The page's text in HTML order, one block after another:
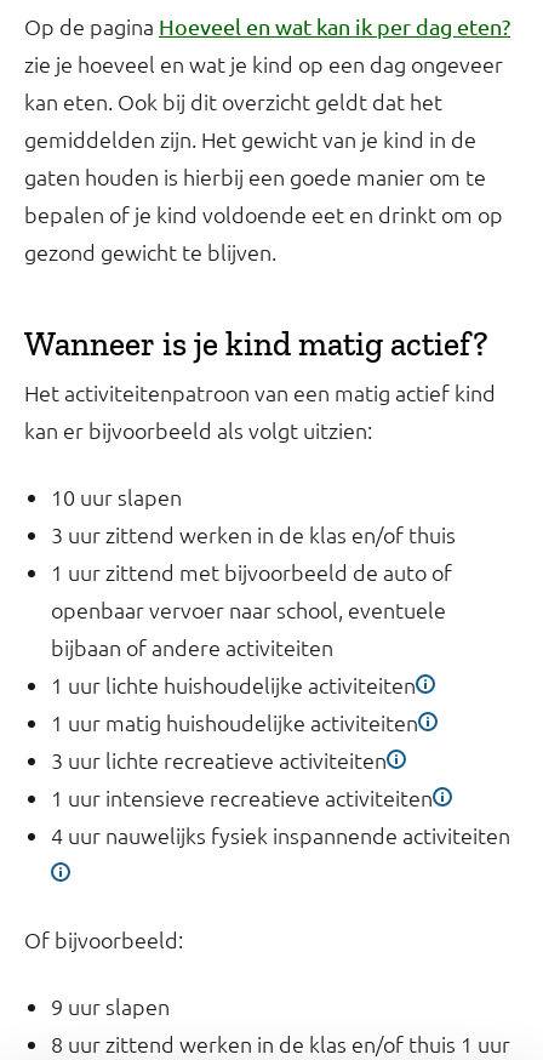
Op de pagina Hoeveel en wat kan ik per dag eten?
zie je hoeveel en wat je kind op een dag ongeveer
kan eten. Ook bij dit overzicht geldt dat het
gemiddelden zijn. Het gewicht van je kind in de
gaten houden is hierbij een goede manier om te
bepalen of je kind voldoende eet en drinkt om op
gezond gewicht te blijven.
Wanneer is je kind matig actief?
Het activiteitenpatroon van een matig actief kind
kan er bijvoorbeeld als volgt uitzien:
10 uur slapen
3 uur zittend werken in de klas en/of thuis
1 uur zittend met bijvoorbeeld de auto of
openbaar vervoer naar school, eventuele
bijbaan of andere activiteiten
1 uur lichte huishoudelijke activiteiten
1 uur matig huishoudelijke activiteiten
3 uur lichte recreatieve activiteiten
1 uur intensieve recreatieve activiteiten
4 uur nauwelijks fysiek inspannende activiteiten
Of bijvoorbeeld:
9 uur slapen
8 uur zittend werken in de klas en/of thuis 1 uur